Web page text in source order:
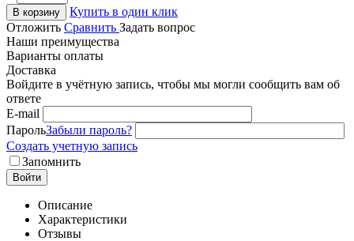
В корзину
Купить в один клик
Отложить Сравнить Задать вопрос
Наши преимущества
Варианты оплаты
Доставка
Войдите в учётную запись, чтобы мы могли сообщить вам об
ответе
E-mail
ПарольЗабыли пароль?
Создать учетную запись
Запомнить
Войти
Описание
Характеристики
Отзывы